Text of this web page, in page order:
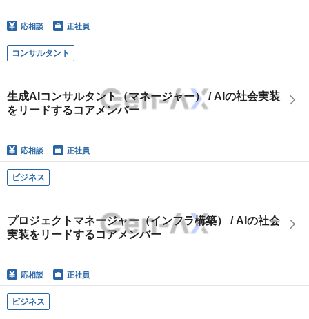
応相談 正社員
コンサルタント
生成AIコンサルタント（マネージャー） / AIの社会実装
をリードするコアメンバー
応相談 正社員
ビジネス
プロジェクトマネージャー（インフラ構築） / AIの社会
実装をリードするコアメンバー
応相談 正社員
ビジネス